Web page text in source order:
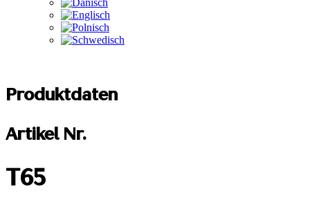
Produktdaten
Artikel Nr.
T65